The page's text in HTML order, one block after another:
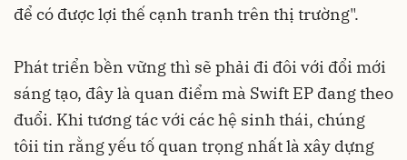
để có được lợi thế cạnh tranh trên thị trường".
Phát triển bền vững thì sẽ phải đi đôi với đổi mới
sáng tạo, đây là quan điểm mà Swift EP đang theo
đuổi. Khi tương tác với các hệ sinh thái, chúng
tôii tin rằng yếu tố quan trọng nhất là xây dựng